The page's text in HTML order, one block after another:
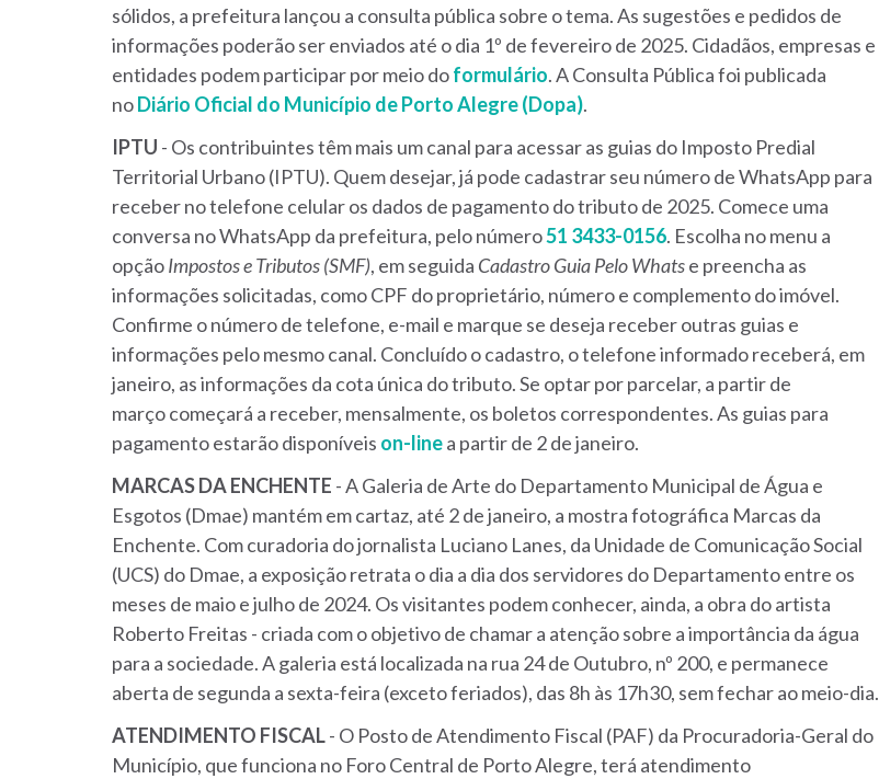
sólidos, a prefeitura lançou a consulta pública sobre o tema. As sugestões e pedidos de
informações poderão ser enviados até o dia 1º de fevereiro de 2025. Cidadãos, empresas e
entidades podem participar por meio doformulário. A Consulta Pública foi publicada
noDiário Oficial do Município de Porto Alegre (Dopa).
IPTU - Os contribuintes têm mais um canal para acessar as guias do Imposto Predial
Territorial Urbano (IPTU). Quem desejar, já pode cadastrar seu número de WhatsApp para
receber no telefone celular os dados de pagamento do tributo de 2025. Comece uma
conversa no WhatsApp da prefeitura, pelo número51 3433-0156. Escolha no menu a
opçãoImpostos e Tributos (SMF), em seguida Cadastro Guia Pelo Whatse preencha as
informações solicitadas, como CPF do proprietário, número e complemento do imóvel.
Confirme o número de telefone, e-mail e marque se deseja receber outras guias e
informações pelo mesmo canal. Concluído o cadastro, o telefone informado receberá, em
janeiro, as informações da cota única do tributo. Se optar por parcelar, a partir de
março começará a receber, mensalmente, os boletos correspondentes. As guias para
pagamento estarão disponíveis on-linea partir de 2 de janeiro.
MARCASDAENCHENTE - A Galeria de Arte do Departamento Municipal de Água e
Esgotos (Dmae) mantém em cartaz, até 2 de janeiro, a mostra fotográfica Marcas da
Enchente. Com curadoria do jornalista Luciano Lanes, da Unidade de Comunicação Social
(UCS) do Dmae, a exposição retrata o dia a dia dos servidores do Departamento entre os
meses de maio e julho de 2024. Os visitantes podem conhecer, ainda, a obra do artista
Roberto Freitas - criada com o objetivo de chamar a atenção sobre a importância da água
para a sociedade. A galeria está localizada na rua 24 de Outubro, nº 200, e permanece
aberta de segunda a sexta-feira (exceto feriados), das 8h às 17h30, sem fechar ao meio-dia.
ATENDIMENTO FISCAL- O Posto de Atendimento Fiscal (PAF) da Procuradoria-Geral do
Município, que funciona no Foro Central de Porto Alegre, terá atendimento